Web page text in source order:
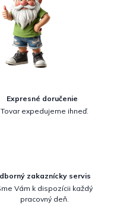
Expresné doručenie
Tovar expedujeme ihneď.
zakaznícky servis
Vám k dispozícii každý
pracovný deň.